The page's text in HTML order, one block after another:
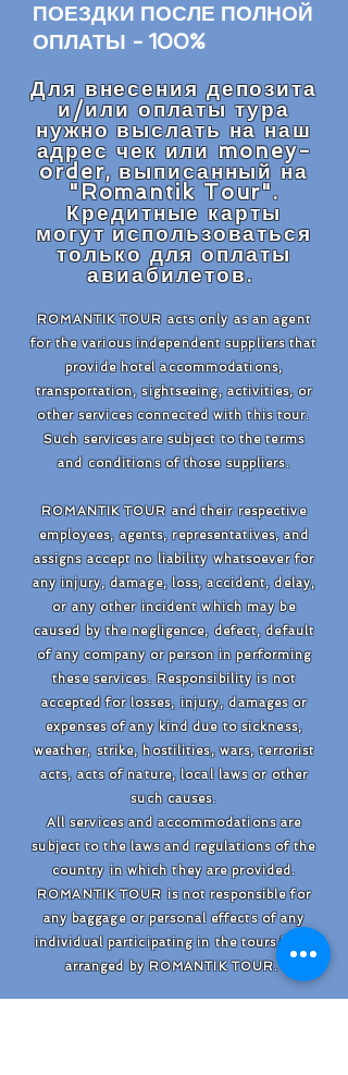
ПОЕЗДКИ ПОСЛЕ ПОЛНОЙ
ОПЛАТЫ - 100%
Для внесения депозита
и/или оплаты тура
нужно выслать на наш
адрес чек или money-
order, выписанный на
"Romantik Tour".
Кредитные карты
могут использоваться
только для оплаты
авиабилетов.
ROMANTIK TOUR acts only as an agent
for the various independent suppliers that
provide hotel accommodations,
transportation, sightseeing, activities, or
other services connected with this tour.
Such services are subject to the terms
and conditions of those suppliers.
ROMANTIK TOUR and their respective
employees, agents, representatives, and
assigns accept no liability whatsoever for
any injury, damage, loss, accident, delay,
or any other incident which may be
caused by the negligence, defect, default
of any company or person in performing
these services. Responsibility is not
accepted for losses, injury, damages or
expenses of any kind due to sickness,
weather, strike, hostilities, wars, terrorist
acts, acts of nature, local laws or other
such causes.
All services and accommodations are
subject to the laws and regulations of the
country in which they are provided.
ROMANTIK TOUR is not responsible for
any baggage or personal effects of any
individual participating in the tours/trips
arranged by ROMANTIK TOUR.